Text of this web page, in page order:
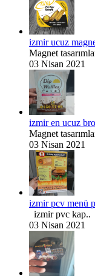
izmir ucuz
Magnet
03 Nisan 2021
izmir en ucuz
Magnet
03 Nisan 2021
izmir pcv menü
izmir pvc kap..
03 Nisan 2021